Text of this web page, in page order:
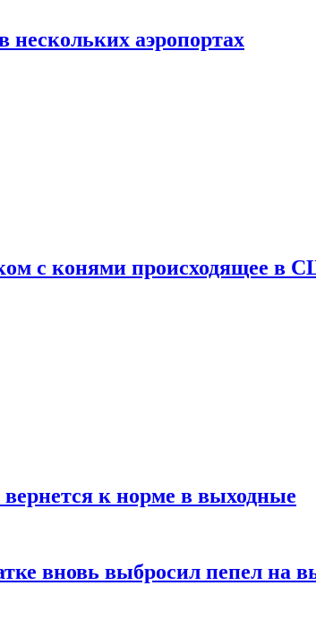
нескольких аэропортах
с конями происходящее в
к норме в выходные
вновь выбросил пепел на